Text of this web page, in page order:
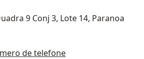
9 Conj 3, Lote 14, Paranoa
de telefone